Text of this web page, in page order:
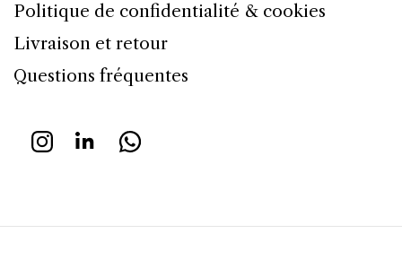
Politique de confidentialité & cookies
Livraison et retour
Questions fréquentes